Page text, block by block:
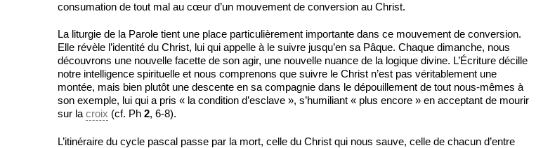
consumation de tout mal au cœur d’un mouvement de conversion au Christ.
La liturgie de la Parole tient une place particulièrement importante dans ce mouvement de conversion.
Elle révèle l’identité du Christ, lui qui appelle à le suivre jusqu’en sa Pâque. Chaque dimanche, nous
découvrons une nouvelle facette de son agir, une nouvelle nuance de la logique divine. L’Écriture décille
notre intelligence spirituelle et nous comprenons que suivre le Christ n’est pas véritablement une
montée, mais bien plutôt une descente en sa compagnie dans le dépouillement de tout nous-mêmes à
son exemple, lui qui a pris « la condition d’esclave », s’humiliant « plus encore » en acceptant de mourir
sur la croix (cf. Ph 2, 6-8).
L’itinéraire du cycle pascal passe par la mort, celle du Christ qui nous sauve, celle de chacun d’entre